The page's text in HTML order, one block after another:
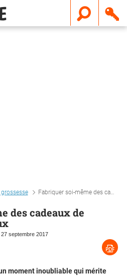
Fabriquer soi-même des cadeaux de naissance originaux
des cadeaux de
27 septembre 2017
moment inoubliable qui mérite